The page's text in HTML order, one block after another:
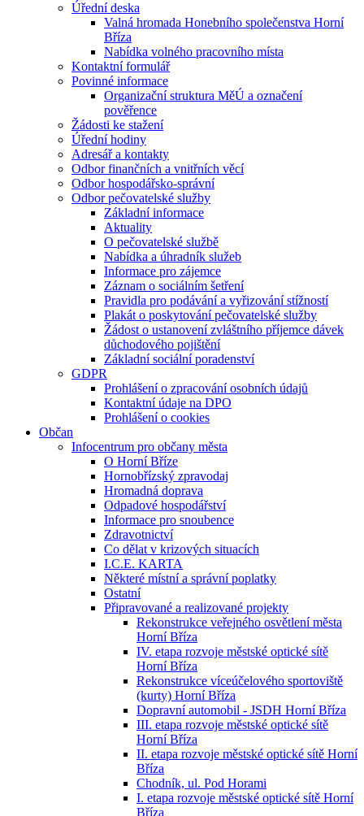
Úřední deska
Valná hromada Honebního společenstva Horní
Bříza
Nabídka volného pracovního místa
Kontaktní formulář
Povinné informace
Organizační struktura MěÚ a označení
pověřence
Žádosti ke stažení
Úřední hodiny
Adresář a kontakty
Odbor finančních a vnitřních věcí
Odbor hospodářsko-správní
Odbor pečovatelské služby
Základní informace
Aktuality
O pečovatelské službě
Nabídka a úhradník služeb
Informace pro zájemce
Záznam o sociálním šetření
Pravidla pro podávání a vyřizování stížností
Plakát o poskytování pečovatelské služby
Žádost o ustanovení zvláštního příjemce dávek
důchodového pojištění
Základní sociální poradenství
GDPR
Prohlášení o zpracování osobních údajů
Kontaktní údaje na DPO
Prohlášení o cookies
Občan
Infocentrum pro občany města
O Horní Bříze
Hornobřízský zpravodaj
Hromadná doprava
Odpadové hospodářství
Informace pro snoubence
Zdravotnictví
Co dělat v krizových situacích
I.C.E. KARTA
Některé místní a správní poplatky
Ostatní
Připravované a realizované projekty
Rekonstrukce veřejného osvětlení města
Horní Bříza
IV. etapa rozvoje městské optické sítě
Horní Bříza
Rekonstrukce víceúčelového sportoviště
(kurty) Horní Bříza
Dopravní automobil - JSDH Horní Bříza
III. etapa rozvoje městské optické sítě
Horní Bříza
II. etapa rozvoje městské optické sítě Horní
Bříza
Chodník, ul. Pod Horami
I. etapa rozvoje městské optické sítě Horní
Bříza